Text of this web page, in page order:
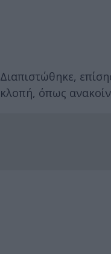
Διαπιστώθηκε,
κλοπή, όπως